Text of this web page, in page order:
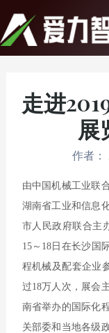
至
内
走进
展
作者：
由中国机械工业联
湖南省工业和信息
市人民政府联合主
15～18日在长沙国
程机械及配套企业
过18万人次，展会
南省举办的国际化
关部委和当地各级